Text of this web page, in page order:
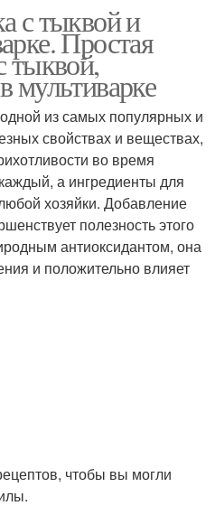
с тыквой и
Простая
тыквой,
мультиварке
из самых популярных и
свойствах и веществах,
во время
а ингредиенты для
хозяйки. Добавление
полезность этого
антиоксидантом, она
и положительно влияет
чтобы вы могли